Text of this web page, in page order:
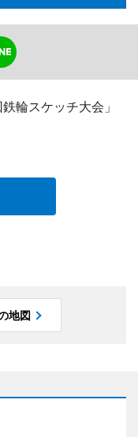
輪スケッチ大会」
地図